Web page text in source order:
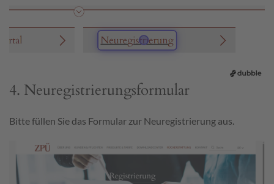
4. Neuregistrierungsformular
Bitte füllen Sie das Formular zur Neuregistrierung aus.